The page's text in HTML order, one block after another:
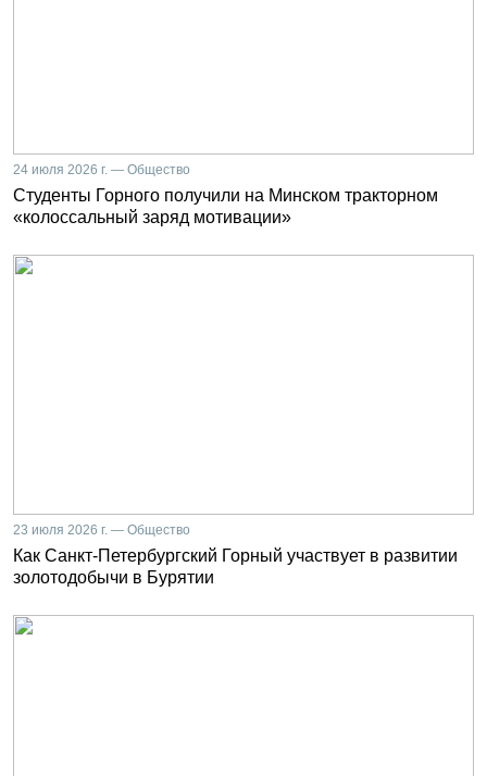
24 июля 2026 г. — Общество
Студенты Горного получили на Минском тракторном
«колоссальный заряд мотивации»
23 июля 2026 г. — Общество
Как Санкт-Петербургский Горный участвует в развитии
золотодобычи в Бурятии